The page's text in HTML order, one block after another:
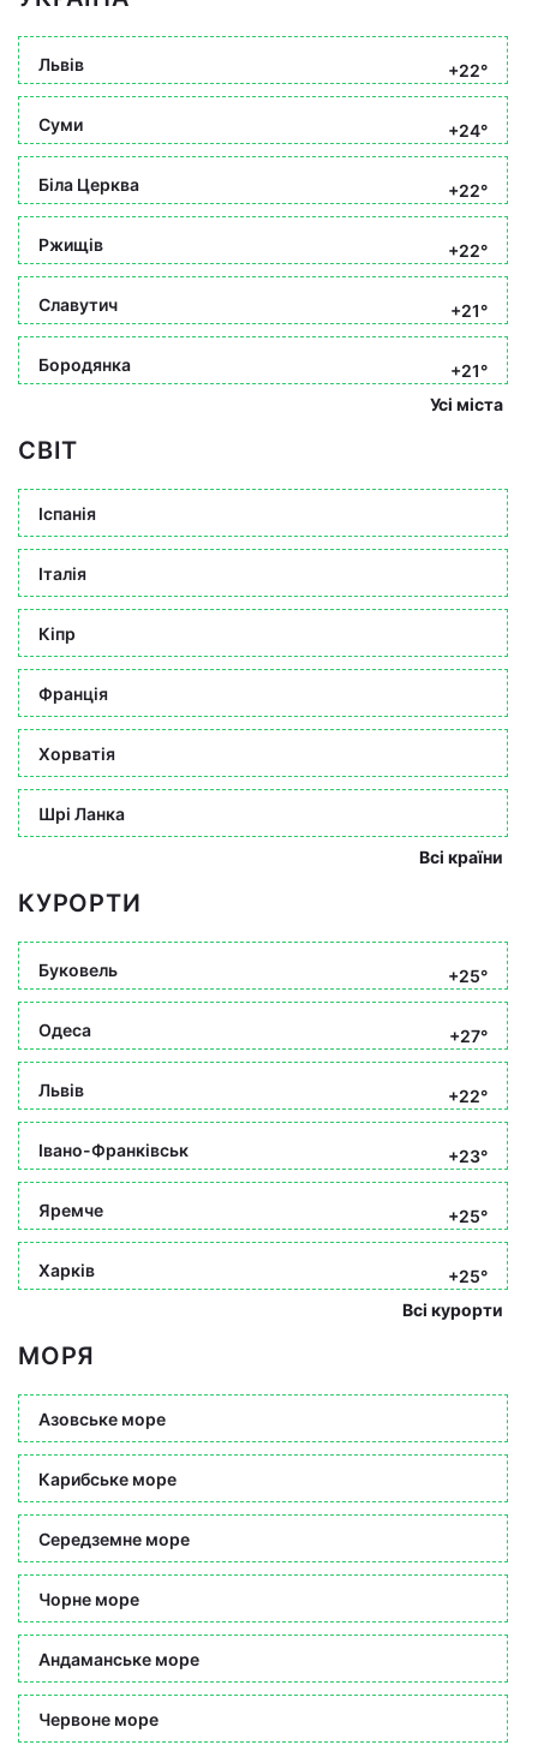
Львів +22°
Суми +24°
Біла Церква +22°
Ржищів +22°
Славутич +21°
Бородянка
+21°
Усі міста
СВІТ
Іспанія
Італія
Кіпр
Франція
Хорватія
Шрі Ланка
Всі країни
КУРОРТИ
Буковель +25°
Одеса +27°
Львів +22°
Івано-Франківськ +23°
Яремче +25°
Харків
+25°
Всі курорти
МОРЯ
Азовське море
Карибське море
Середземне море
Чорне море
Андаманське море
Червоне море